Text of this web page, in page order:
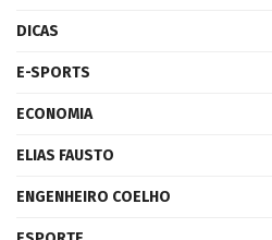
DICAS
E-SPORTS
ECONOMIA
ELIAS FAUSTO
ENGENHEIRO COELHO